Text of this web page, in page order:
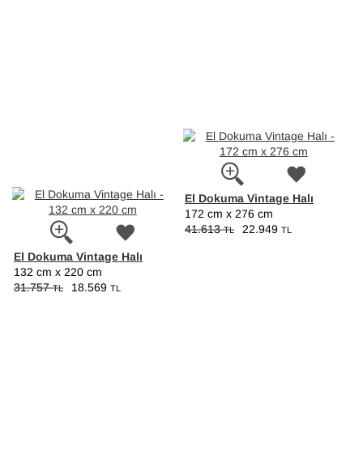
El Dokuma Vintage Halı
172 cm x 276 cm
41.613TL 22.949 TL
El Dokuma Vintage Halı
132 cm x 220 cm
31.757TL 18.569 TL